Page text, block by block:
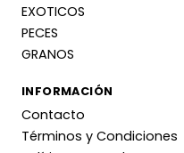
EXOTICOS
PECES
GRANOS
INFORMACIÓN
Contacto
Términos y Condiciones